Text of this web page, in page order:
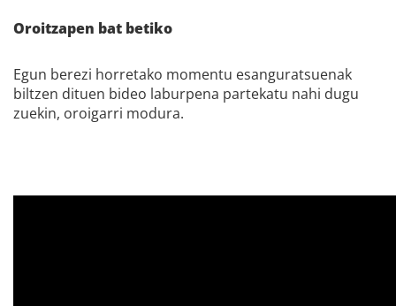
Oroitzapen bat betiko
Egun berezi horretako momentu esanguratsuenak
biltzen dituen bideo laburpena partekatu nahi dugu
zuekin, oroigarri modura.